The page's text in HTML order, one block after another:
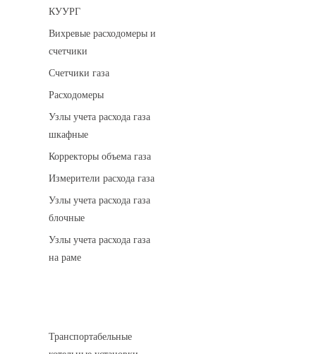
КУУРГ
Вихревые расходомеры и
счетчики
Счетчики газа
Расходомеры
Узлы учета расхода газа
шкафные
Корректоры объема газа
Измерители расхода газа
Узлы учета расхода газа
блочные
Узлы учета расхода газа
на раме
Транспортабельные